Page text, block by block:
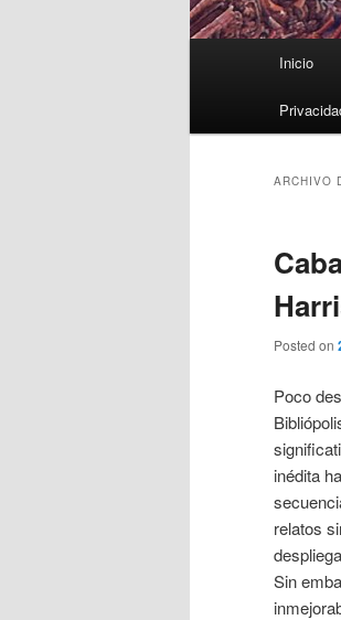
Inicio
ARCHIVO
Posted on
Poco
inédita
relatos
Sin